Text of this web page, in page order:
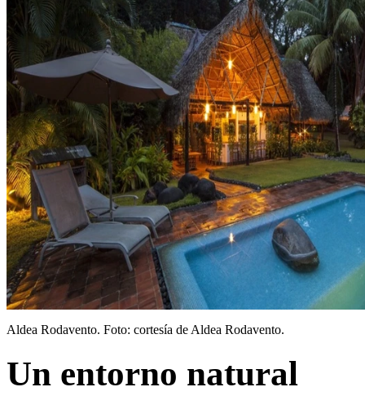
Aldea Rodavento. Foto: cortesía de Aldea Rodavento.
Un entorno natural